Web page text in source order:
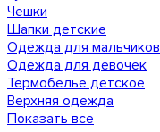
Чешки
Шапки детские
Одежда для мальчиков
Одежда для девочек
Термобелье детское
Верхняя одежда
Показать все